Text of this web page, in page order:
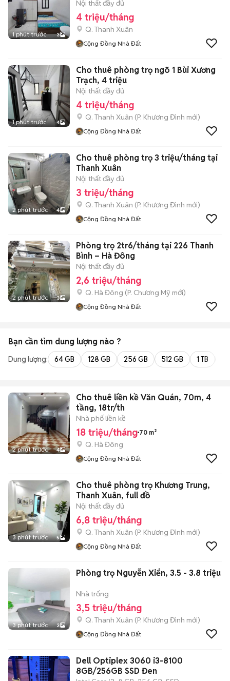
1 phút trước 3
Nội thất đầy đủ
4 triệu/tháng
Q. Thanh Xuân
Cộng Đồng Nhà Đất
1 phút trước 4
Cho thuê phòng trọ ngõ 1 Bùi Xương
Trạch, 4 triệu
Nội thất đầy đủ
4 triệu/tháng
Q. Thanh Xuân (P. Khương Đình mới)
Cộng Đồng Nhà Đất
2 phút trước 4
Cho thuê phòng trọ 3 triệu/tháng tại
Thanh Xuân
Nội thất đầy đủ
3 triệu/tháng
Q. Thanh Xuân (P. Khương Đình mới)
Cộng Đồng Nhà Đất
2 phút trước 3
Phòng trọ 2tr6/tháng tại 226 Thanh
Bình – Hà Đông
Nội thất đầy đủ
2,6 triệu/tháng
Q. Hà Đông (P. Chương Mỹ mới)
Cộng Đồng Nhà Đất
Bạn cần tìm dung lượng nào ?
Dung lượng: 64 GB 128 GB 256 GB 512 GB 1 TB
2 phút trước 4
Cho thuê liền kề Văn Quán, 70m, 4
tầng, 18tr/th
Nhà phố liền kề
18 triệu/tháng 70 m²
Q. Hà Đông
Cộng Đồng Nhà Đất
3 phút trước 5
Cho thuê phòng trọ Khương Trung,
Thanh Xuân, full đồ
Nội thất đầy đủ
6,8 triệu/tháng
Q. Thanh Xuân (P. Khương Đình mới)
Cộng Đồng Nhà Đất
3 phút trước 3
Phòng trọ Nguyễn Xiển, 3.5 - 3.8 triệu
Nhà trống
3,5 triệu/tháng
Q. Thanh Xuân (P. Khương Đình mới)
Cộng Đồng Nhà Đất
Dell Optiplex 3060 i3-8100
8GB/256GB SSD Đen